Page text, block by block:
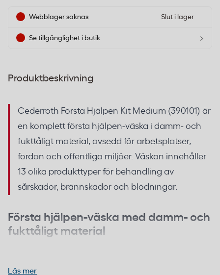
Webblager saknas Slut i lager
Se tillgänglighet i butik ›
Produktbeskrivning
Cederroth Första Hjälpen Kit Medium (390101) är
en komplett första hjälpen-väska i damm- och
fukttåligt material, avsedd för arbetsplatser,
fordon och offentliga miljöer. Väskan innehåller
13 olika produkttyper för behandling av
sårskador, brännskador och blödningar.
Första hjälpen-väska med damm- och
fukttåligt material
som stänger ute damm, fukt och smuts. Detta gör
Läs mer
1 st 4-in-1 Blodstoppare, 1 st 4-in-1 mini Blodstoppare,